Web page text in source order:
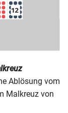
Ablösung vom
Malkreuz von